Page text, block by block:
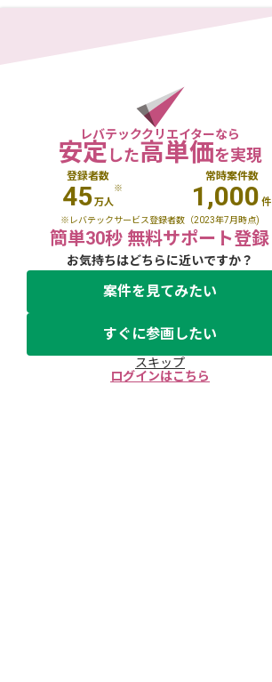
レバテッククリエイターなら
安定した高単価を実現
登録者数
45万人
※
常時案件数
1,000 件
※レバテックサービス登録者数（2023年7月時点)
簡単30秒 無料サポート登録
お気持ちはどちらに近いですか？
案件を見てみたい
すぐに参画したい
スキップ
ログインはこちら